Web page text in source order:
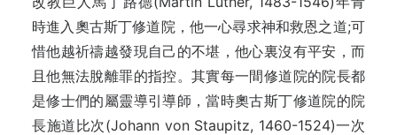
時進入奧古斯丁修道院，他一心尋求神和救恩之道;可
惜他越祈禱越發現自己的不堪，他心裏沒有平安，而
且他無法脫離罪的指控。其實每一間修道院的院長都
是修士們的屬靈導引導師，當時奧古斯丁修道院的院
長施道比次(Johann von Staupitz, 1460-1524)一次